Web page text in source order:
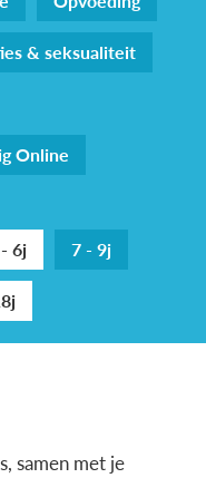
& seksualiteit
Online
6j
7 - 9j
samen met je